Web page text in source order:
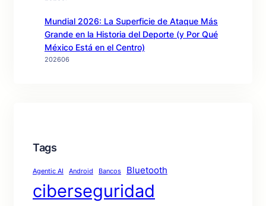
Mundial 2026: La Superficie de Ataque Más
Grande en la Historia del Deporte (y Por Qué
México Está en el Centro)
202606
Tags
Agentic AI Android Bancos Bluetooth
ciberseguridad